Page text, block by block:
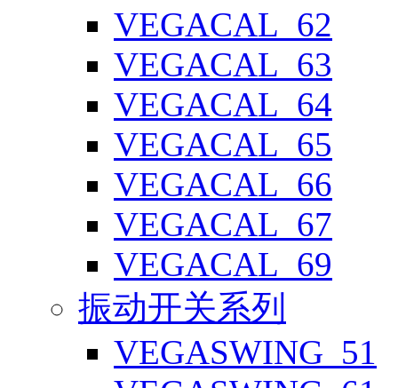
VEGACAL_62
VEGACAL_63
VEGACAL_64
VEGACAL_65
VEGACAL_66
VEGACAL_67
VEGACAL_69
振动开关系列
VEGASWING_51